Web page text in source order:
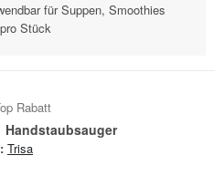
für Suppen, Smoothies
Stück
Rabatt
Handstaubsauger
Trisa